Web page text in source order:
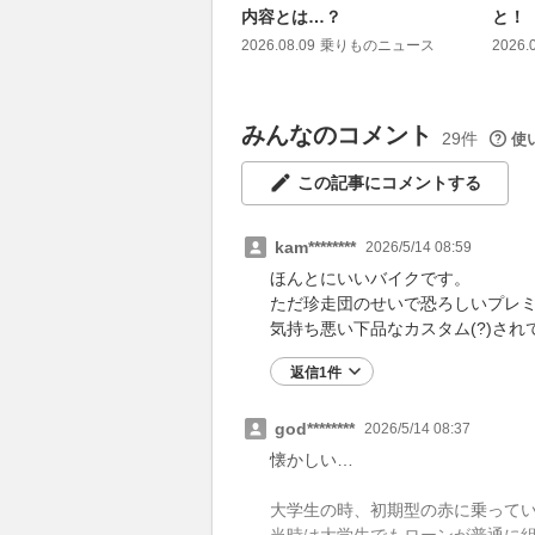
内容とは…？
2026.08.09 乗りものニュース
と！
みんなのコメント 29件 使
この記事にコメントする
kam******** 2026/5/14 08:59
ほんとにいいバイクです。
ただ珍走団のせいで恐ろしいプレ
気持ち悪い下品なカスタム(?)され
返信1件
god******** 2026/5/14 08:37
懐かしい…
大学生の時、初期型の赤に乗って